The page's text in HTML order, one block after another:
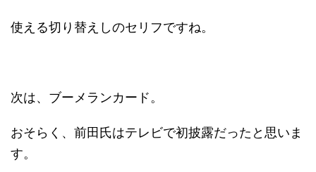
使える切り替えしのセリフですね。
次は、ブーメランカード。
おそらく、前田氏はテレビで初披露だったと思いま
す。